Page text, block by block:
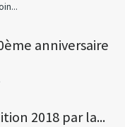
anniversaire
2018 par la...